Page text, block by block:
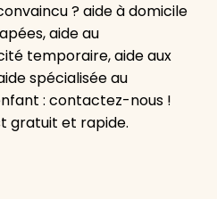
? aide à domicile
aide au
temporaire, aide aux
spécialisée au
: contactez-nous !
gratuit et rapide.